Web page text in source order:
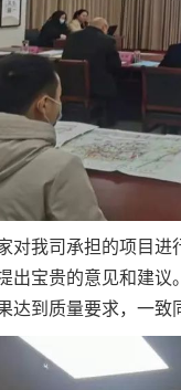
对我司承担的项目
出宝贵的意见和建
达到质量要求，一致